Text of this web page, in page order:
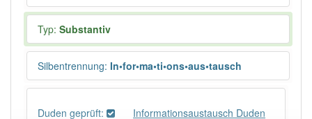
Typ: Substantiv
Silbentrennung: In•for•ma•ti•ons•aus•tausch
Duden geprüft: Informationsaustausch Duden